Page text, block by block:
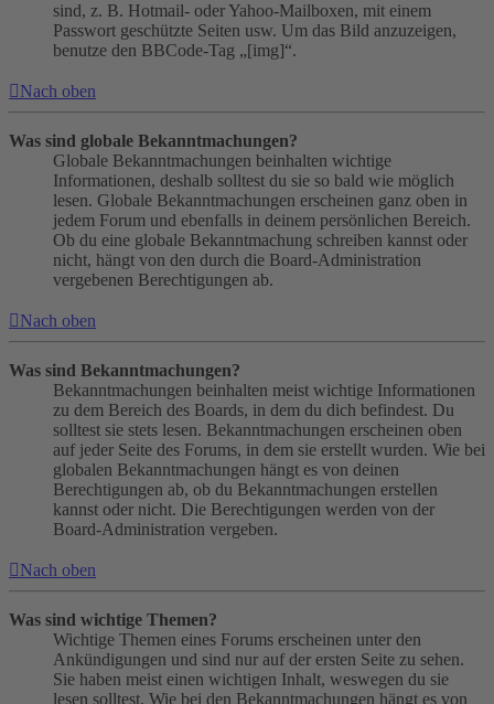
sind, z. B. Hotmail- oder Yahoo-Mailboxen, mit einem
Passwort geschützte Seiten usw. Um das Bild anzuzeigen,
benutze den BBCode-Tag „[img]“.
Nach oben
Was sind globale Bekanntmachungen?
Globale Bekanntmachungen beinhalten wichtige
Informationen, deshalb solltest du sie so bald wie möglich
lesen. Globale Bekanntmachungen erscheinen ganz oben in
jedem Forum und ebenfalls in deinem persönlichen Bereich.
Ob du eine globale Bekanntmachung schreiben kannst oder
nicht, hängt von den durch die Board-Administration
vergebenen Berechtigungen ab.
Nach oben
Was sind Bekanntmachungen?
Bekanntmachungen beinhalten meist wichtige Informationen
zu dem Bereich des Boards, in dem du dich befindest. Du
solltest sie stets lesen. Bekanntmachungen erscheinen oben
auf jeder Seite des Forums, in dem sie erstellt wurden. Wie bei
globalen Bekanntmachungen hängt es von deinen
Berechtigungen ab, ob du Bekanntmachungen erstellen
kannst oder nicht. Die Berechtigungen werden von der
Board-Administration vergeben.
Nach oben
Was sind wichtige Themen?
Wichtige Themen eines Forums erscheinen unter den
Ankündigungen und sind nur auf der ersten Seite zu sehen.
Sie haben meist einen wichtigen Inhalt, weswegen du sie
lesen solltest. Wie bei den Bekanntmachungen hängt es von